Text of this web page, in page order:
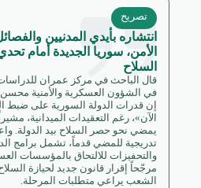
انتشاره بأيدي المدنيين
الأمن، سوريا الجديدة أمام
السلاح
تصريح
قال الباحث في مركز عمران
في الشؤون العسكرية والأمنية
إن قدرات الدولة السورية على ضبط
الآن»، رغم التعقيدات الميدانية،
يمضي نحو حصر السلاح بيد الدولة.
تدريجية للمضي قدماً، تشمل برامج
والتحفيزات للالتحاق بالمؤسسات
مرجّحاً إقرار قانون جديد لحيازة
الشعب يراعي متطلبات المرحلة.